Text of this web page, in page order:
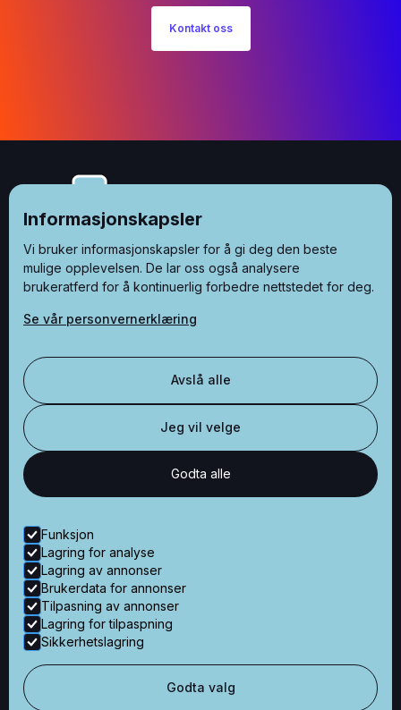
Informasjonskapsler
Vi bruker informasjonskapsler for å gi deg den beste
mulige opplevelsen. De lar oss også analysere
brukeratferd for å kontinuerlig forbedre nettstedet for deg.
Se vår personvernerklæring
Avslå alle
Jeg vil velge
Godta alle
Funksjon
Lagring for analyse
Lagring av annonser
Brukerdata for annonser
Tilpasning av annonser
Lagring for tilpaspning
Sikkerhetslagring
Godta valg
Kontakt oss
Kontaktinformasjon
post@nyetillen.no
© Alle rettigheter – Nye Tillen AS
Nettside levert av Horn Media